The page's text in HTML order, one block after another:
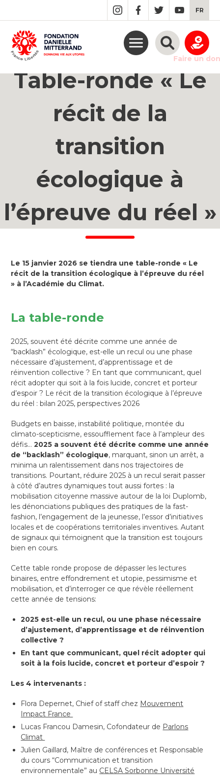
MAIN
CONTENT
FR
Faire un don
Table-ronde « Le
récit de la
transition
écologique à
l’épreuve du réel »
Le 15 janvier 2026 se tiendra une table-ronde « Le
récit de la transition écologique à l’épreuve du réel
» à l’Académie du Climat.
La table-ronde
2025, souvent été décrite comme une année de
“backlash” écologique, est-elle un recul ou une phase
nécessaire d’ajustement, d’apprentissage et de
réinvention collective ? En tant que communicant, quel
récit adopter qui soit à la fois lucide, concret et porteur
d’espoir ? Le récit de la transition écologique à l’épreuve
du réel : bilan 2025, perspectives 2026
Budgets en baisse, instabilité politique, montée du
climato-scepticisme, essoufflement face à l’ampleur des
défis…2025 a souvent été décrite comme une année
de “backlash” écologique, marquant, sinon un arrêt, a
minima un ralentissement dans nos trajectoires de
transitions. Pourtant, réduire 2025 à un recul serait passer
à côté d’autres dynamiques tout aussi fortes : la
mobilisation citoyenne massive autour de la loi Duplomb,
les dénonciations publiques des pratiques de la fast-
fashion, l’engagement de la jeunesse, l’essor d’initiatives
locales et de coopérations territoriales inventives. Autant
de signaux qui témoignent que la transition est toujours
bien en cours.
Cette table ronde propose de dépasser les lectures
binaires, entre effondrement et utopie, pessimisme et
mobilisation, et d’interroger ce que révèle réellement
cette année de tensions:
2025 est-elle un recul, ou une phase nécessaire
d’ajustement, d’apprentissage et de réinvention
collective ?
En tant que communicant, quel récit adopter qui
soit à la fois lucide, concret et porteur d’espoir ?
Les 4 intervenants :
Flora Depernet, Chief of staff chez Mouvement
Impact France
Lucas Francou Damesin, Cofondateur de Parlons
Climat
Julien Gaillard, Maître de conférences et Responsable
du cours “Communication et transition
environnementale” au CELSA Sorbonne Université